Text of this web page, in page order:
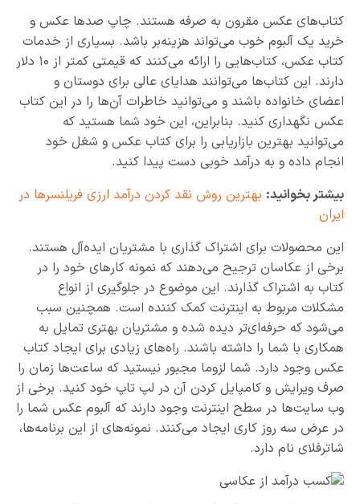
کتاب‌های عکس مقرون به صرفه هستند. چاپ صدها عکس و
خرید یک آلبوم خوب می‌تواند هزینه‌بر باشد. بسیاری از خدمات
کتاب عکس، کتاب‌هایی را ارائه می‌کنند که قیمتی کمتر از ۱۰ دلار
دارند. این کتاب‌ها می‌توانند هدایای عالی برای دوستان و
اعضای خانواده باشند و می‌توانید خاطرات آن‌ها را در این کتاب
عکس نگهداری کنید. بنابراین، این خود شما هستید که
می‌توانید بهترین بازاریابی را برای کتاب عکس و شغل خود
انجام داده و به درآمد خوبی دست پیدا کنید.
بیشتر بخوانید: بهترین روش نقد کردن درآمد ارزی فریلنسرها در
ایران
این محصولات برای اشتراک گذاری با مشتریان ایده‌آل هستند.
برخی از عکاسان ترجیح می‌دهند که نمونه کارهای خود را در
کتاب به اشتراک گذارند. این موضوع در جلوگیری از انواع
مشکلات مربوط به اینترنت کمک کننده است. همچنین سبب
می‌شود که حرفه‌ای‌تر دیده شده و مشتریان بهتری تمایل به
همکاری با شما را داشته باشند. راه‌های زیادی برای ایجاد کتاب
عکس وجود دارد. شما لزوما مجبور نیستید که ساعت‌ها زمان را
صرف ویرایش و کامپایل کردن آن در لپ تاپ خود کنید. برخی از
وب سایت‌ها در سطح اینترنت وجود دارند که آلبوم عکس شما را
در عرض سه روز کاری ایجاد می‌کنند. نمونه‌های از این برنامه‌ها،
شاترفلای نام دارد.